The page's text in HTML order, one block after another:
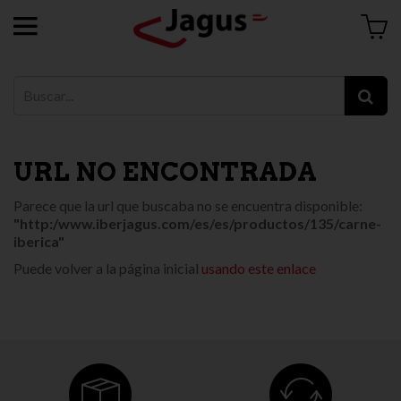
URL NO ENCONTRADA
Parece que la url que buscaba no se encuentra disponible:
"http:/www.iberjagus.com/es/es/productos/135/carne-
iberica"
Puede volver a la página inicial usando este enlace